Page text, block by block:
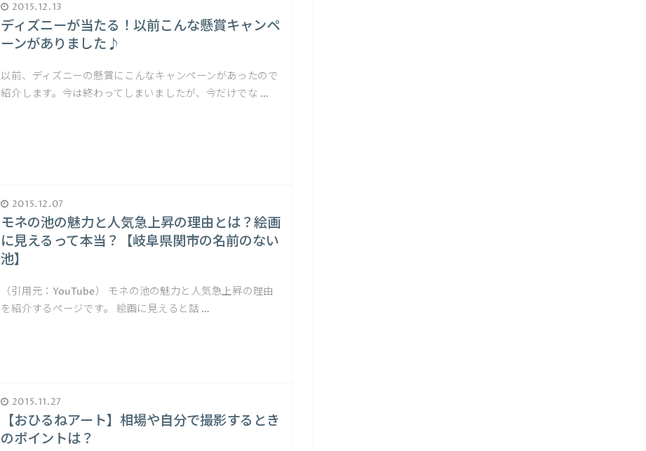
2015.12.13
ディズニーが当たる！以前こんな懸賞キャンペ
ーンがありました♪
以前、ディズニーの懸賞にこんなキャンペーンがあったので
紹介します。今は終わってしまいましたが、今だけでな …
2015.12.07
モネの池の魅力と人気急上昇の理由とは？絵画
に見えるって本当？【岐阜県関市の名前のない
池】
（引用元：YouTube） モネの池の魅力と人気急上昇の理由
を紹介するページです。 絵画に見えると話 …
2015.11.27
【おひるねアート】相場や自分で撮影するとき
のポイントは？